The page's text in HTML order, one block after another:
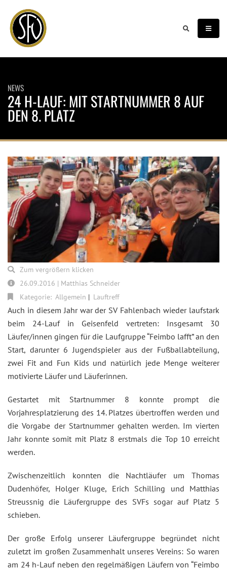
NEWS
24 H-LAUF: MIT STARTNUMMER 8 AUF
DEN 8. PLATZ
Auch in diesem Jahr war der SV Fahlenbach wieder laufstark
beim 24-Lauf in Geisenfeld vertreten: Insgesamt 30
Läufer/innen gingen für die Laufgruppe “Feimbo lafft” an den
Start, darunter 6 Jugendspieler aus der Fußballabteilung,
zwei Fit and Fun Kids und natürlich jede Menge weiterer
motivierte Läufer und Läuferinnen.
Gestartet mit Startnummer 8 konnte prompt die
Vorjahresplatzierung des 14. Platzes übertroffen werden und
die Vorgabe der Startnummer gehalten werden. Im vierten
Jahr konnte somit mit Platz 8 erstmals die Top 10 erreicht
werden.
Zwischenzeitlich konnten die Nachtläufer um Thomas
Dudenhöfer, Holger Kluge, Erich Schilling und Matthias
Streussnig die Läufergruppe des SVFs sogar auf Platz 5
schieben.
Der große Erfolg unserer Läufergruppe begründet nicht
zuletzt im großen Zusammenhalt unseres Vereins: So waren
am 24 h-Lauf neben den regelmäßigen Läufern von “Feimbo
Zum vergrößern klicken
26.09.2016 | Matthias Schneider
Kategorie: Allgemein Lauftreff